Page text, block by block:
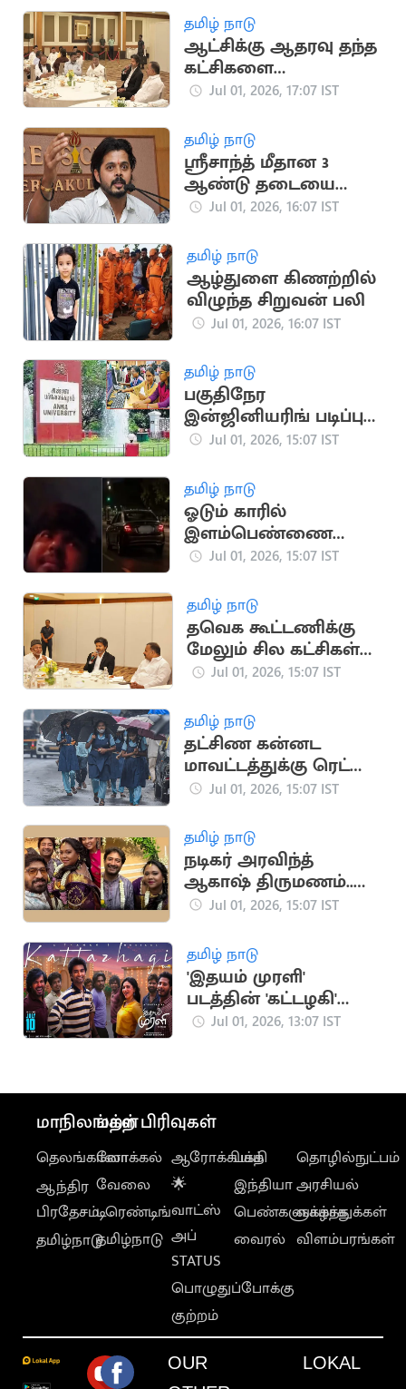
தமிழ் நாடு
ஆட்சிக்கு ஆதரவு தந்த
கட்சிகளை
கூட்டணிக்குள்
Jul 01, 2026, 17:07 IST
தமிழ் நாடு
ஸ்ரீசாந்த் மீதான 3
ஆண்டு தடையை
நீக்கியது கேரள
Jul 01, 2026, 16:07 IST
தமிழ் நாடு
ஆழ்துளை கிணற்றில்
விழுந்த சிறுவன் பலி
Jul 01, 2026, 16:07 IST
தமிழ் நாடு
பகுதிநேர
இன்ஜினியரிங் படிப்பு:
4 ஆண்டுகளில்
ஆண்டுகளாக
குறைப்பு
Jul 01, 2026, 15:07 IST
தமிழ் நாடு
ஓடும் காரில்
இளம்பெண்ணை
பலாத்காரம் செய்ய
Jul 01, 2026, 15:07 IST
தமிழ் நாடு
தவெக கூட்டணிக்கு
மேலும் சில கட்சிகள்
வருகை: முதல்வர்
Jul 01, 2026, 15:07 IST
தமிழ் நாடு
தட்சிண கன்னட
மாவட்டத்துக்கு ரெட்
அலர்ட் விடுப்பு:
விடுமுறை
Jul 01, 2026, 15:07 IST
தமிழ் நாடு
நடிகர் அரவிந்த்
ஆகாஷ் திருமணம்..
ரசிகர்கள் வாழ்த்து
Jul 01, 2026, 15:07 IST
தமிழ் நாடு
'இதயம் முரளி'
படத்தின் 'கட்டழகி'
பாடல் வெளியீடு
Jul 01, 2026, 13:07 IST
மாநிலங்கள்
தெலங்கானா
ஆந்திர
பிரதேசம்
தமிழ்நாடு
மற்ற பிரிவுகள்
லோக்கல்
வேலை
டிரெண்டிங்
தமிழ்நாடு
ஆரோக்கியம்
🌟
வாட்ஸ்
அப்
STATUS
பொழுதுப்போக்கு
குற்றம்
பக்தி
இந்தியா
பெண்களுக்காக
வைரல்
தொழில்நுட்பம்
அரசியல்
வாழ்த்துக்கள்
விளம்பரங்கள்
OUR
LOKAL